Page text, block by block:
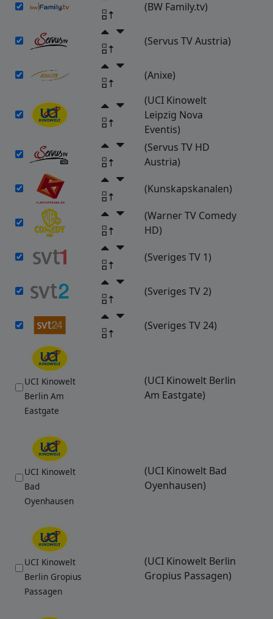
(BW Family.tv)
(Servus TV Austria)
(Anixe)
(UCI Kinowelt
Leipzig Nova
Eventis)
(Servus TV HD
Austria)
(Kunskapskanalen)
(Warner TV Comedy
HD)
(Sveriges TV 1)
(Sveriges TV 2)
(Sveriges TV 24)
UCI Kinowelt
Berlin Am
Eastgate
(UCI Kinowelt Berlin
Am Eastgate)
UCI Kinowelt
Bad
Oyenhausen
(UCI Kinowelt Bad
Oyenhausen)
UCI Kinowelt
Berlin Gropius
Passagen
(UCI Kinowelt Berlin
Gropius Passagen)